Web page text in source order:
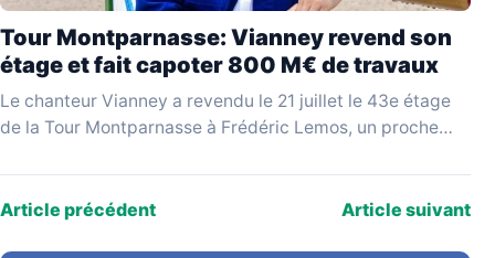
Tour Montparnasse: Vianney revend son
étage et fait capoter 800 M€ de travaux
Le chanteur Vianney a revendu le 21 juillet le 43e étage
de la Tour Montparnasse à Frédéric Lemos, un proche
Article précédent Article suivant